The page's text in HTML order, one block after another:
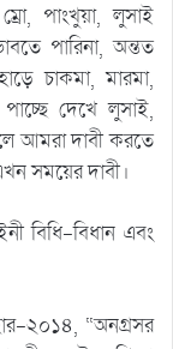
ম্রো, পাংখুয়া, লুসাই
পারিনা, অন্তত
চাকমা, মারমা,
পাচ্ছে দেখে লুসাই,
আমরা দাবী করতে
সময়ের দাবী।
বিধি-বিধান এবং
২০১৪, “অনগ্রসর